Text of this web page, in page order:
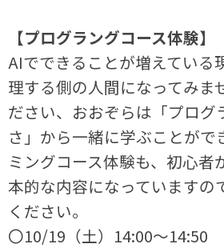
【プログラングコース体験】
AIでできることが増えている
理する側の人間になってみま
ださい、おおぞらは「プログ
さ」から一緒に学ぶことがで
ミングコース体験も、初心者
本的な内容になっていますの
ください。
〇10/19（土）14:00～14:50